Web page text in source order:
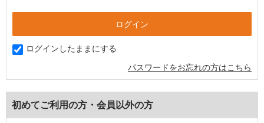
ログインしたままにする
パスワードをお忘れの方はこちら
初めてご利用の方・会員以外の方